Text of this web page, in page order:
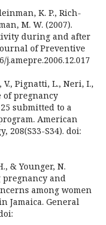
K. P., Rich-
M. W. (2007).
during and after
of Preventive
j.amepre.2006.12.017
Pignatti, L., Neri, I.,
of pregnancy
submitted to a
American
208(S33-S34). doi:
& Younger, N.
pregnancy and
among women
Jamaica. General